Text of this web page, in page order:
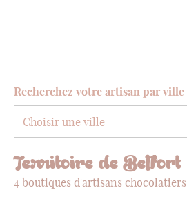
Recherchez votre artisan par ville
Territoire de Belfort
4 boutiques d'artisans chocolatiers